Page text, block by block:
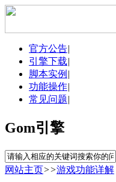
官方公告|
引擎下载|
脚本实例 |
功能操作|
常见问题|
Gom引擎
网站主页>>游戏功能详解